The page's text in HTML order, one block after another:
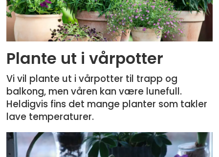
Plante ut i vårpotter
Vi vil plante ut i vårpotter til trapp og
balkong, men våren kan være lunefull.
Heldigvis fins det mange planter som takler
lave temperaturer.